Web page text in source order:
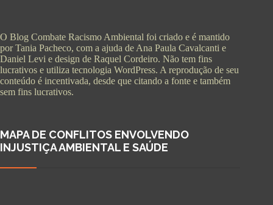
O Blog Combate Racismo Ambiental foi criado e é mantido
por Tania Pacheco, com a ajuda de Ana Paula Cavalcanti e
Daniel Levi e design de Raquel Cordeiro. Não tem fins
lucrativos e utiliza tecnologia WordPress. A reprodução de seu
conteúdo é incentivada, desde que citando a fonte e também
sem fins lucrativos.
MAPA DE CONFLITOS ENVOLVENDO
INJUSTIÇA AMBIENTAL E SAÚDE